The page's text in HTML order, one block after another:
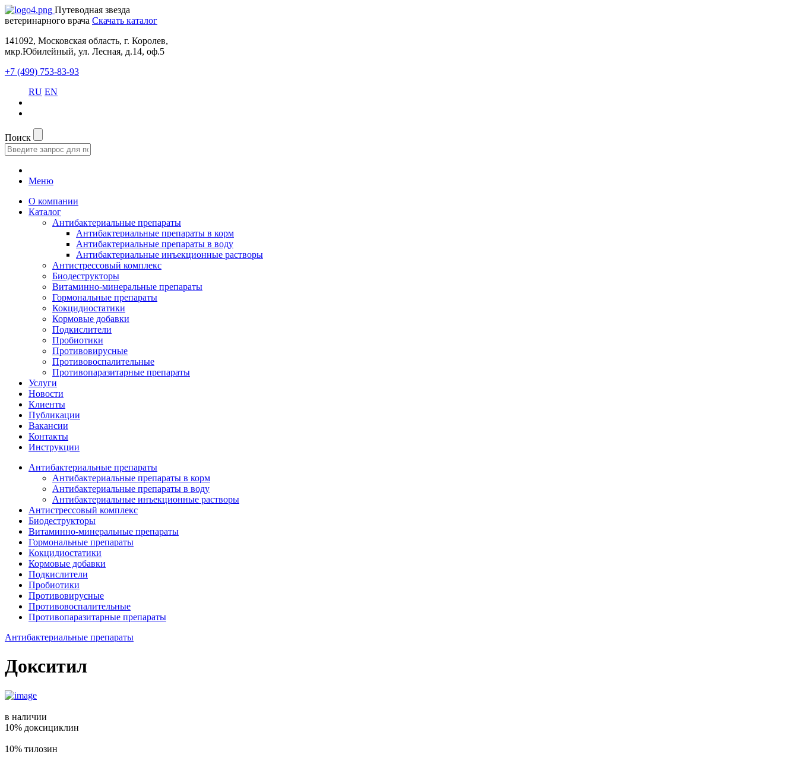
Путеводная звезда
ветеринарного врача Скачать каталог
141092, Московская область, г. Королев,
мкр.Юбилейный, ул. Лесная, д.14, оф.5
+7 (499) 753-83-93
RU EN
Поиск
Меню
О компании
Каталог
Антибактериальные препараты
Антибактериальные препараты в корм
Антибактериальные препараты в воду
Антибактериальные инъекционные растворы
Антистрессовый комплекс
Биодеструкторы
Витаминно-минеральные препараты
Гормональные препараты
Кокцидиостатики
Кормовые добавки
Подкислители
Пробиотики
Противовирусные
Противовоспалительные
Противопаразитарные препараты
Услуги
Новости
Клиенты
Публикации
Вакансии
Контакты
Инструкции
Антибактериальные препараты
Антибактериальные препараты в корм
Антибактериальные препараты в воду
Антибактериальные инъекционные растворы
Антистрессовый комплекс
Биодеструкторы
Витаминно-минеральные препараты
Гормональные препараты
Кокцидиостатики
Кормовые добавки
Подкислители
Пробиотики
Противовирусные
Противовоспалительные
Противопаразитарные препараты
Антибактериальные препараты
Докситил
в наличии
10% доксициклин
10% тилозин